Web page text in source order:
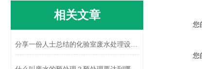
您
您
相关文章
分享一份人士总结的化验室废水处理设备的5个工艺原理